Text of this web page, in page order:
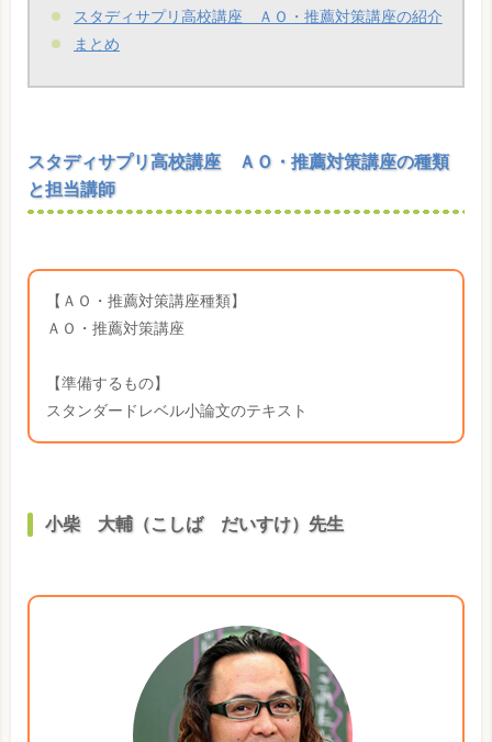
スタディサプリ高校講座 ＡＯ・推薦対策講座の紹介
まとめ
スタディサプリ高校講座 ＡＯ・推薦対策講座の種類
と担当講師
【ＡＯ・推薦対策講座種類】
ＡＯ・推薦対策講座
【準備するもの】
スタンダードレベル小論文のテキスト
小柴 大輔（こしば だいすけ）先生